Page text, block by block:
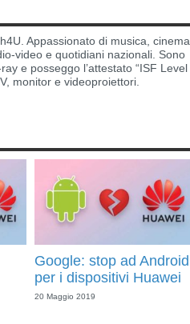
Appassionato di musica, cinema
video e quotidiani nazionali. Sono
e posseggo l’attestato “ISF Level
monitor e videoproiettori.
Google: stop ad Android
per i dispositivi Huawei
20 Maggio 2019